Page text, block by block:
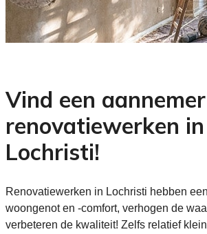
Vind een
renovatiewerken in
Lochristi!
Renovatiewerken in Lochristi hebben
woongenot en -comfort, verhogen de
verbeteren de kwaliteit! Zelfs relatief